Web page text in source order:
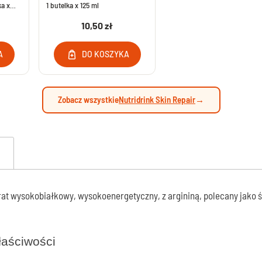
gruczołu krokowego
na nietrzymanie moczu
pęcherza bez recepty
- Leki bez recepty
nerkowe bez recepty
drogi moczowe
Leki na rzucenie palenia
x
1 butelka x 125 ml
10,50 zł
DO KOSZYKA
Zobacz wszystkieNutridrink Skin Repair→
wysokobiałkowy, wysokoenergetyczny, z argininą, polecany jako